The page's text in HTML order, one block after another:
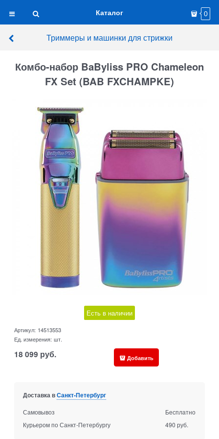
Каталог 0
Триммеры и машинки для стрижки
Комбо-набор BaByliss PRO Chameleon
FX Set (BAB FXCHAMPKE)
Есть в наличии
Артикул: 14513553
Ед. измерения: шт.
18 099 руб. Добавить
Доставка вСанкт-Петербург
Самовывоз
Бесплатно
Курьером по Санкт-Петербургу
490 руб.